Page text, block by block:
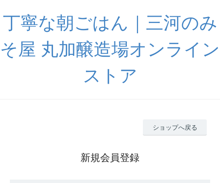
丁寧な朝ごはん｜三河のみ
そ屋 丸加醸造場オンライン
ストア
ショップへ戻る
新規会員登録